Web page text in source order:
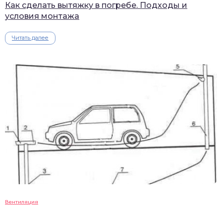
Как сделать вытяжку в погребе. Подходы и
условия монтажа
Читать далее
Вентиляция